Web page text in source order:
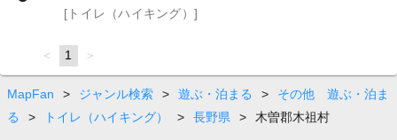
[トイレ（ハイキング）]
page
You're
on
page
1 page
MapFan > ジャンル検索 > 遊ぶ・泊まる >
その他 遊ぶ・泊ま
る
> トイレ（ハイキング） > 長野県 > 木曽郡木祖村